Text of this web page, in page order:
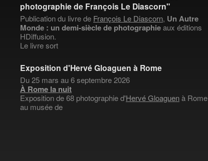
photographie de François Le Diascorn"
Publication du livre de François Le Diascorn, Un Autre
Monde : un demi-siècle de photographieaux éditions
HDiffusion.
Le livre sort
Exposition d'Hervé Gloaguen à Rome
Du 25 mars au 6 septembre 2026
À Rome la nuit
Exposition de 68 photographie d'Hervé Gloaguenà Rome
au musée de